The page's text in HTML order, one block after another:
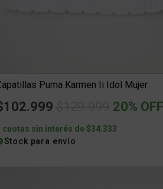
Puma Karmen Ii Idol Mujer
Price reduced from
to
20% OFF
cuotas sin interés de $34.333
Stock para envío